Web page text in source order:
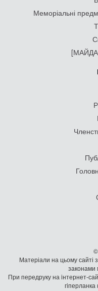
Меморіальні
Матеріали на цьому сайті
законами
При передруку на iнтернет-